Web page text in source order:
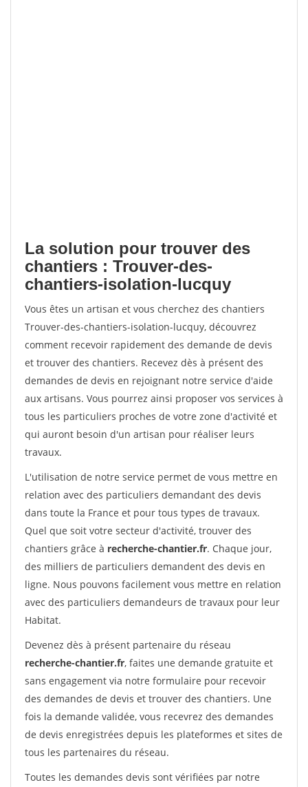
La solution pour trouver des
chantiers : Trouver-des-
chantiers-isolation-lucquy
Vous êtes un artisan et vous cherchez des chantiers
Trouver-des-chantiers-isolation-lucquy, découvrez
comment recevoir rapidement des demande de devis
et trouver des chantiers. Recevez dès à présent des
demandes de devis en rejoignant notre service d'aide
aux artisans. Vous pourrez ainsi proposer vos services à
tous les particuliers proches de votre zone d'activité et
qui auront besoin d'un artisan pour réaliser leurs
travaux.
L'utilisation de notre service permet de vous mettre en
relation avec des particuliers demandant des devis
dans toute la France et pour tous types de travaux.
Quel que soit votre secteur d'activité, trouver des
chantiers grâce à recherche-chantier.fr. Chaque jour,
des milliers de particuliers demandent des devis en
ligne. Nous pouvons facilement vous mettre en relation
avec des particuliers demandeurs de travaux pour leur
Habitat.
Devenez dès à présent partenaire du réseau
recherche-chantier.fr, faites une demande gratuite et
sans engagement via notre formulaire pour recevoir
des demandes de devis et trouver des chantiers. Une
fois la demande validée, vous recevrez des demandes
de devis enregistrées depuis les plateformes et sites de
tous les partenaires du réseau.
Toutes les demandes devis sont vérifiées par notre